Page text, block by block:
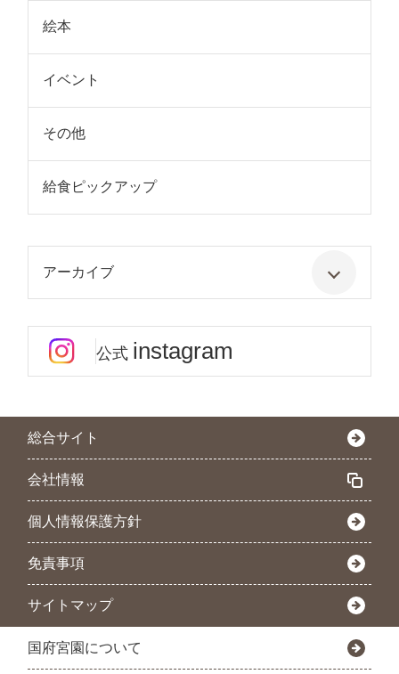
絵本
イベント
その他
給食ピックアップ
アーカイブ
公式 instagram
総合サイト
会社情報
個人情報保護方針
免責事項
サイトマップ
国府宮園について